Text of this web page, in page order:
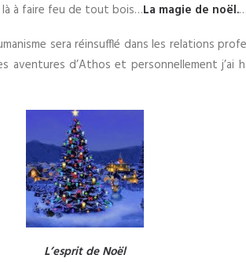
là à faire feu de tout bois…La magie de noël.…
sera réinsufflé dans les relations
aventures d’Athos et personnellement
L’esprit de Noël